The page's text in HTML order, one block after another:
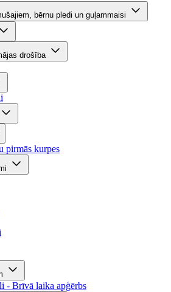
bērnu pledi un guļammaisi
drošība
pirmās kurpes
- Brīvā laika apģērbs